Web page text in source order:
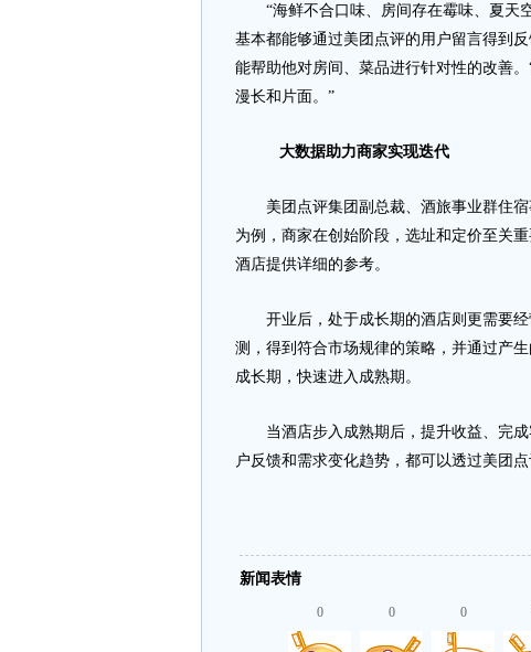
“海鲜不合口味、房间存在霉味、夏天空
基本都能够通过美团点评的用户留言得到
能帮助他对房间、菜品进行针对性的改善
漫长和片面。”
大数据助力商家实现迭代
美团点评集团副总裁、酒旅事业群住宿
为例，商家在创始阶段，选址和定价至关
酒店提供详细的参考。
开业后，处于成长期的酒店则更需要经
测，得到符合市场规律的策略，并通过产
成长期，快速进入成熟期。
当酒店步入成熟期后，提升收益、完成
户反馈和需求变化趋势，都可以透过美团点
新闻表情
0 0 0